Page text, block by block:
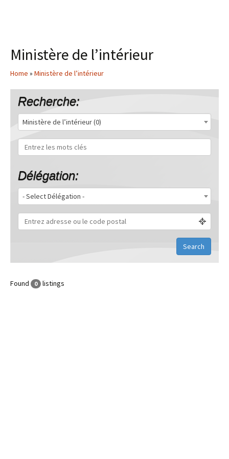
Ministère de l’intérieur
Home » Ministère de l’intérieur
Recherche:
Ministère de l’intérieur (0)
Délégation:
- Select Délégation -
Found 0 listings